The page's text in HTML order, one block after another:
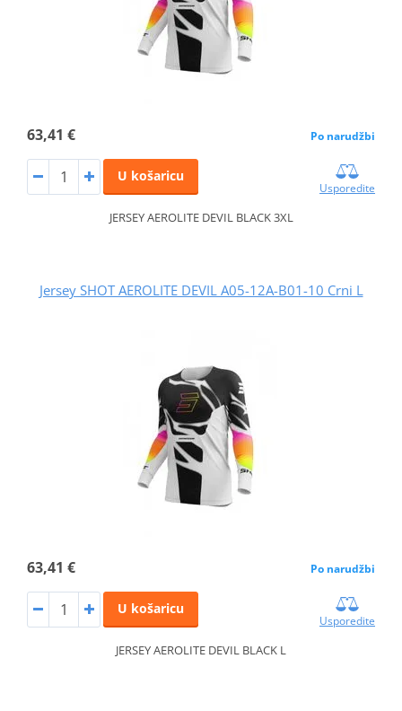
63,41 € Po narudžbi
U košaricu
Usporedite
JERSEY AEROLITE DEVIL BLACK 3XL
Jersey SHOT AEROLITE DEVIL A05-12A-B01-10 Crni L
63,41 € Po narudžbi
U košaricu
Usporedite
JERSEY AEROLITE DEVIL BLACK L